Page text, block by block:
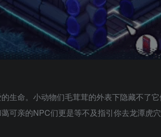
生命。小动物们毛茸茸的外表下隐藏不了
可亲的NPC们更是等不及指引你去龙潭虎